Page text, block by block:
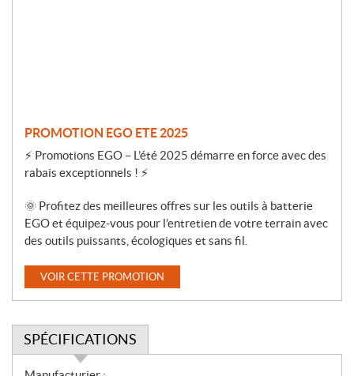
PROMOTION EGO ETE 2025
⚡ Promotions EGO – L’été 2025 démarre en force avec des
rabais exceptionnels ! ⚡
🌞 Profitez des meilleures offres sur les outils à batterie
EGO et équipez-vous pour l’entretien de votre terrain avec
des outils puissants, écologiques et sans fil.
VOIR CETTE PROMOTION
SPÉCIFICATIONS